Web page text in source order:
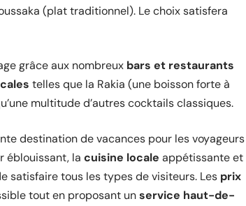
(plat traditionnel). Le choix satisfera
grâce aux nombreux bars et restaurants
telles que la Rakia (une boisson forte à
multitude d’autres cocktails classiques.
destination de vacances pour les voyageurs
éblouissant, la cuisine locale appétissante et
satisfaire tous les types de visiteurs. Les prix
tout en proposant unservice haut-de-